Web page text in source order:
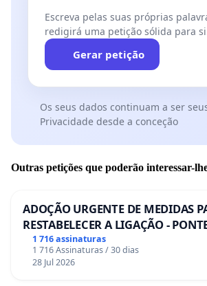
Escreva pelas suas próprias
redigirá uma petição sólida para
Gerar petição
Os seus dados continuam a ser
Privacidade desde a conceção
Outras petições que poderão interessar-
ADOÇÃO URGENTE DE MEDIDAS
RESTABELECER A LIGAÇÃO -
1 716 assinaturas
1 716 Assinaturas / 30 dias
28 Jul 2026